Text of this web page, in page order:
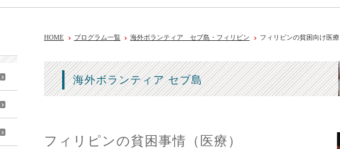
HOME プログラム一覧 海外ボランティア セブ島・フィリピン フィリピンの貧困向け医療
海外ボランティア セブ島
フィリピンの貧困事情（医療）